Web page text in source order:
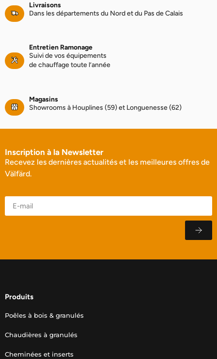
Livraisons
Dans les départements du Nord et du Pas de Calais
Entretien Ramonage
Suivi de vos équipements
de chauffage toute l’année
Magasins
Showrooms à Houplines (59) et Longuenesse (62)
Inscription à la Newsletter
Recevez les dernières actualités et les meilleures offres de
Välfärd.
Produits
Poêles à bois & granulés
Chaudières à granulés
Cheminées et inserts